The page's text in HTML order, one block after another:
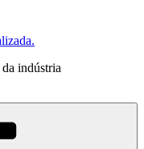
indústria